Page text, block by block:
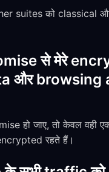
suites को classical
से मेरे
और
हो जाए, तो केवल वही
रहते हैं।